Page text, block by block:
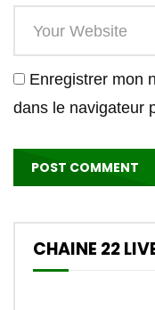
Enregistrer mon
dans le navigateur
CHAINE 22